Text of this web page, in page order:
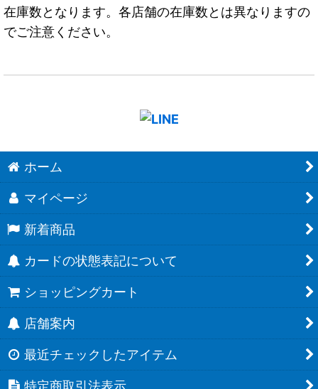
在庫数となります。各店舗の在庫数とは異なりますの
でご注意ください。
ホーム
マイページ
新着商品
カードの状態表記について
ショッピングカート
店舗案内
最近チェックしたアイテム
特定商取引法表示